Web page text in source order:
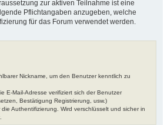
zur aktiven Teilnahme ist eine
Pflichtangaben anzugeben, welche
für das Forum verwendet werden.
Nickname, um den Benutzer kenntlich zu
E-Mail-Adresse verifiziert sich der Benutzer
Bestätigung Registrierung, usw.)
Authentifizierung. Wird verschlüsselt und sicher in